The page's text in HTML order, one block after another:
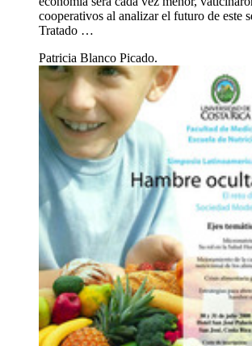
cooperativos al analizar el futuro de este
Tratado …
Patricia Blanco Picado.